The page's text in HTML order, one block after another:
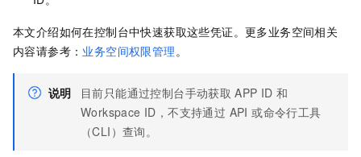
本文介绍如何在控制台中快速获取这些凭证。更多业务空间相关
内容请参考： 业务空间权限管理。
说明 目前只能通过控制台手动获取 APP ID 和
Workspace ID，不支持通过 API 或命令行工具
（CLI）查询。